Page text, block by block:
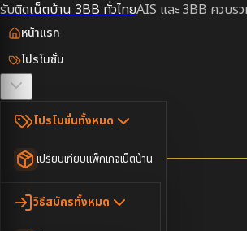
รับติดเน็ตบ้าน 3BB ทั่วไทยAIS และ 3BB ควบร
หน้าแรก
โปรโมชั่น
โปรโมชั่นทั้งหมด
เปรียบเทียบแพ็กเกจเน็ตบ้าน
ตรวจสอบพื้นที่
วิธีสมัครทั้งหมด
อุปกรณ์